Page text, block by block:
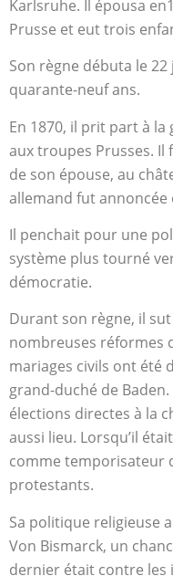
Karlsruhe. Il épousa
Prusse et eut trois
Son règne débuta le
quarante-neuf ans.
En 1870, il prit part à la
aux troupes Prusses.
de son épouse, au
allemand fut
Il penchait pour une
système plus tourné
démocratie.
Durant son règne, il
nombreuses réformes
mariages civils ont été
grand-duché de
élections directes à la
aussi lieu. Lorsqu’il
comme temporisateur
protestants.
Sa politique religieuse
Von Bismarck, un
dernier était contre les